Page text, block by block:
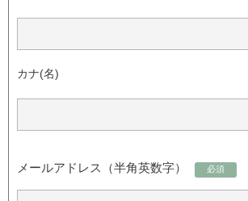
カナ(名)
メールアドレス（半角英数字） 必須